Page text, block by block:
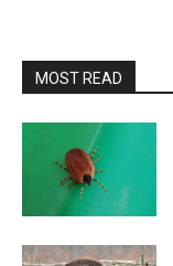
MOST READ